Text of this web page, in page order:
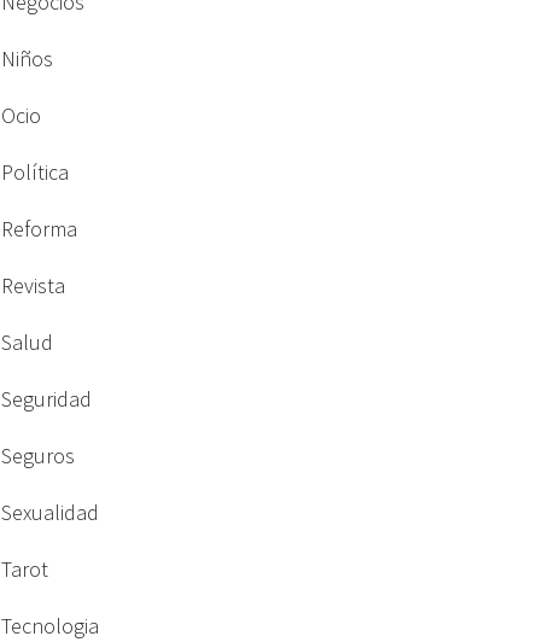
Niños
Ocio
Política
Reforma
Revista
Salud
Seguridad
Seguros
Sexualidad
Tarot
Tecnologia